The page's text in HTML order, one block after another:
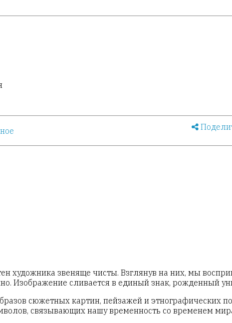
художника звеняще чисты. Взглянув на них, мы
Изображение сливается в единый знак, рожденный
сюжетных картин, пейзажей и этнографических
связывающих нашу временность со временем